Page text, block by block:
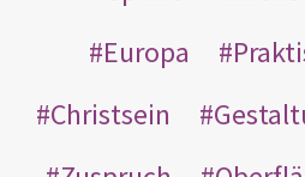
Europa
Christsein